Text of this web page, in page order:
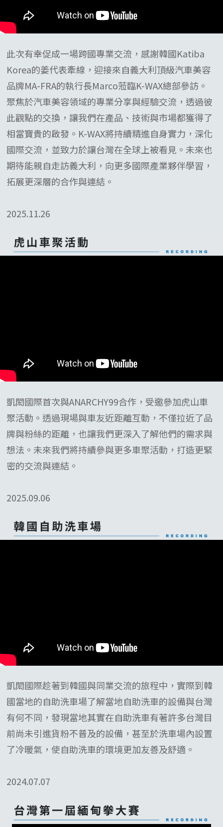
此次有幸促成一場跨國專業交流，感謝韓國Katiba
Korea的姜代表牽線，迎接來自義大利頂級汽車美容
品牌MA-FRA的執行長Marco蒞臨K-WAX總部參訪。
聚焦於汽車美容領域的專業分享與經驗交流，透過彼
此觀點的交換，讓我們在產品、技術與市場都獲得了
相當寶貴的啟發。K-WAX將持續精進自身實力，深化
國際交流，並致力於讓台灣在全球上被看見。未來也
期待能親自走訪義大利，向更多國際產業夥伴學習，
拓展更深層的合作與連結。
2025.11.26
凱閎國際首次與ANARCHY99合作，受邀參加虎山車
聚活動。透過現場與車友近距離互動，不僅拉近了品
牌與粉絲的距離，也讓我們更深入了解他們的需求與
想法。未來我們將持續參與更多車聚活動，打造更緊
密的交流與連結。
2025.09.06
凱閎國際趁著到韓國與同業交流的旅程中，實際到韓
國當地的自助洗車場了解當地自助洗車的設備與台灣
有何不同，發現當地其實在自助洗車有著許多台灣目
前尚未引進貨粉不普及的設備，甚至於洗車場內設置
了冷暖氣，使自助洗車的環境更加友善及舒適。
2024.07.07